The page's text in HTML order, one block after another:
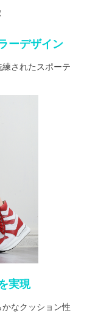
ーデザイン
されたスポーテ
実現
なクッション性